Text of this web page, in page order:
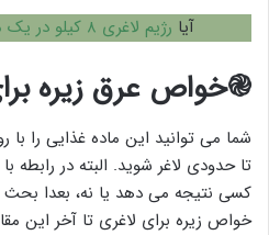
آیا رژیم لاغری ۸ کیلو در یک ماه
֎خواص عرق زیره
شما می توانید این ماده غذایی را
تا حدودی لاغر شوید. البته در رابطه
کسی نتیجه می دهد یا نه، بعدا بحث
خواص زیره برای لاغری تا آخر این